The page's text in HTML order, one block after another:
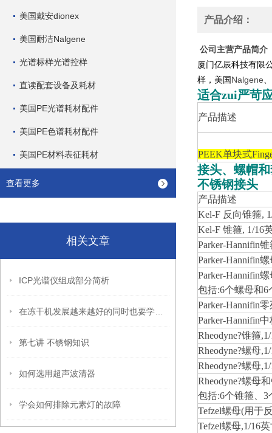
美国戴安dionex
美国耐洁Nalgene
光谱标样光谱控样
直读配套设备及耗材
美国PE光谱耗材配件
美国PE色谱耗材配件
美国PE材料表征耗材
查看更多
相关文章
ICP光谱仪组成部分简析
第七讲 不锈钢知识
如何选用超声波清器
学会如何排除元素灯的故障
产品介绍：
公司主营产品简介
厦门亿辰科技有限
样，美国 Nalgene
适合zui严苛
产品描述
PEEK单块式
接头、螺帽
不锈钢接头
产品描述
Kel-F 反向锥箍,
Kel-F 锥箍, 1/16
Parker-Hannifin锥
Parker-Hannifin螺
Parker-Hannifin螺
包括:6个螺母和6
Parker-Hannifin零
Parker-Hannifin中
Rheodyne?锥箍
Rheodyne?螺母
Rheodyne?螺母
Rheodyne?螺母
包括:6个锥箍、
Tefzel螺母(用于
Tefzel螺母,1/16